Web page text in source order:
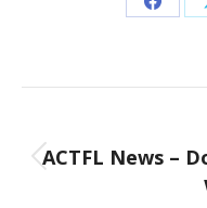
Share
navigation
ACTFL News –